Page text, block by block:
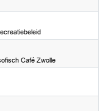
Café Zwolle